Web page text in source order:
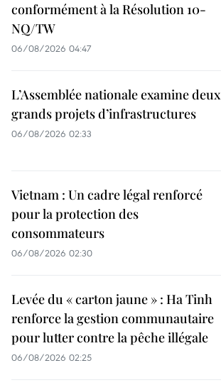
conformément à la Résolution 10-
NQ/TW
06/08/2026 04:47
L’Assemblée nationale examine deux
grands projets d’infrastructures
06/08/2026 02:33
Vietnam : Un cadre légal renforcé
pour la protection des
consommateurs
06/08/2026 02:30
Levée du « carton jaune » : Ha Tinh
renforce la gestion communautaire
pour lutter contre la pêche illégale
06/08/2026 02:25